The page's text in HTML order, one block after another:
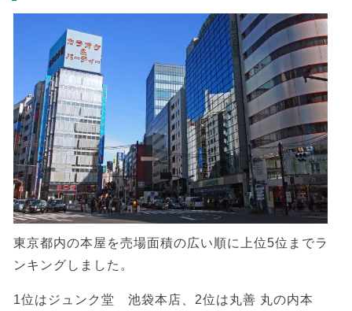
東京都内の本屋を売場面積の広い順に上位5位までラ
ンキングしました。
1位はジュンク堂 池袋本店、2位は丸善 丸の内本